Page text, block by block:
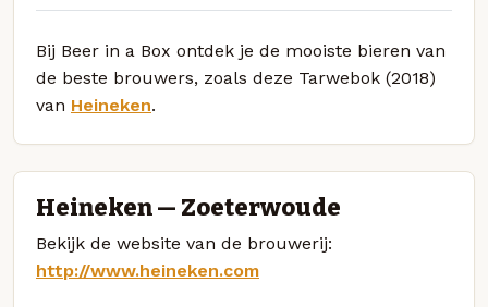
Bij Beer in a Box ontdek je de mooiste bieren van
de beste brouwers, zoals deze Tarwebok (2018)
van Heineken.
Heineken — Zoeterwoude
Bekijk de website van de brouwerij:
http://www.heineken.com